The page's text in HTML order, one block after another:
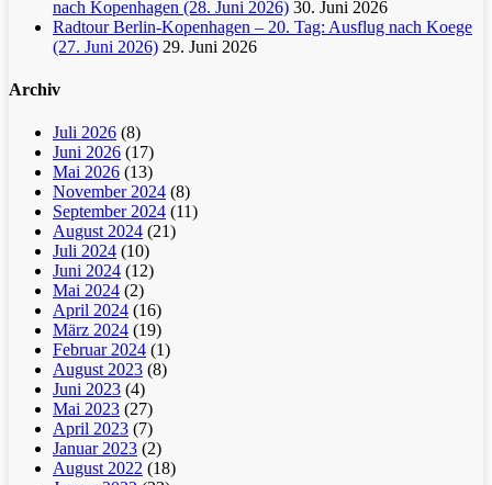
nach Kopenhagen (28. Juni 2026) 30. Juni 2026
Radtour Berlin-Kopenhagen – 20. Tag: Ausflug nach Koege
(27. Juni 2026) 29. Juni 2026
Archiv
Juli 2026 (8)
Juni 2026 (17)
Mai 2026 (13)
November 2024 (8)
September 2024 (11)
August 2024 (21)
Juli 2024 (10)
Juni 2024 (12)
Mai 2024 (2)
April 2024 (16)
März 2024 (19)
Februar 2024 (1)
August 2023 (8)
Juni 2023 (4)
Mai 2023 (27)
April 2023 (7)
Januar 2023 (2)
August 2022 (18)